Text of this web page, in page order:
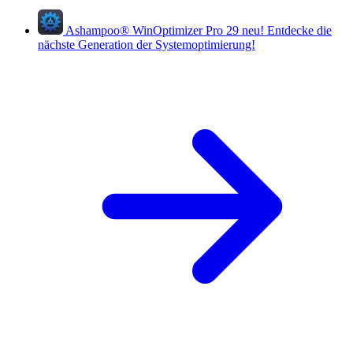
Ashampoo® WinOptimizer Pro 29 neu! Entdecke die
nächste Generation der Systemoptimierung!